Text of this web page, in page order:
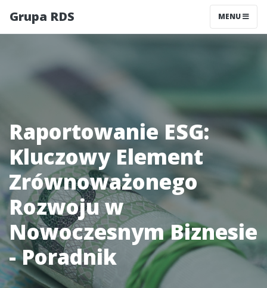
Grupa RDS MENU
Raportowanie ESG:
Kluczowy Element
Zrównoważonego
Rozwoju w
Nowoczesnym Biznesie
- Poradnik